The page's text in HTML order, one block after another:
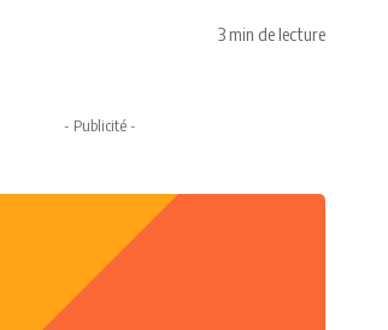
3 min de lecture
- Publicité -